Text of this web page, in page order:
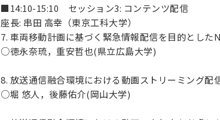
■14:10-15:10 セッション3: コンテンツ配信
座長: 串田 高幸（東京工科大学）
7. 車両移動計画に基づく緊急情報配信を目的とし
○徳永奈琉，重安哲也(県立広島大学)
8. 放送通信融合環境における動画ストリーミング配
○堀 悠人，後藤佑介(岡山大学)